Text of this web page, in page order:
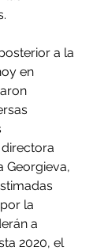
a la
en
Georgieva,
la
a
2020, el